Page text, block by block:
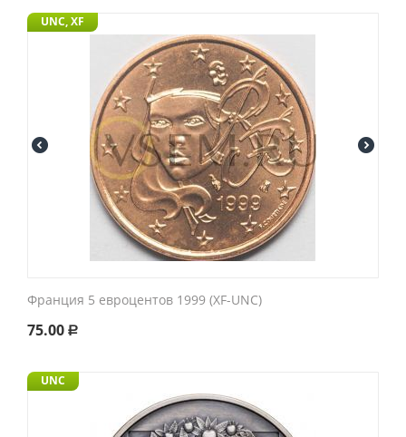
UNC, XF
Франция 5 евроцентов 1999 (XF-UNC)
75.00 Р
UNC